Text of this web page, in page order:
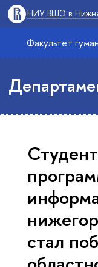
НИУ ВШЭ в
Факультет
стал